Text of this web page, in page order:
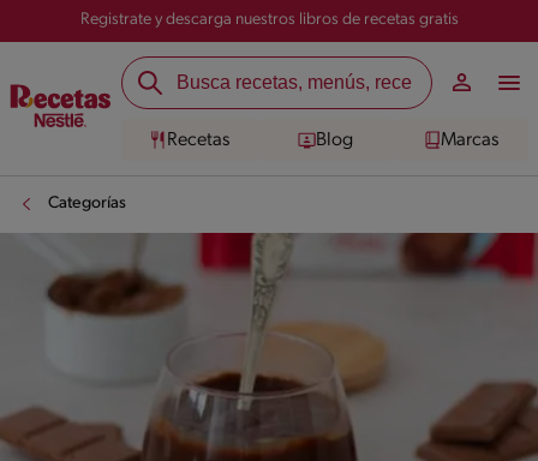
Registrate y descarga nuestros libros de recetas gratis
Recetas Blog Marcas
Categorías